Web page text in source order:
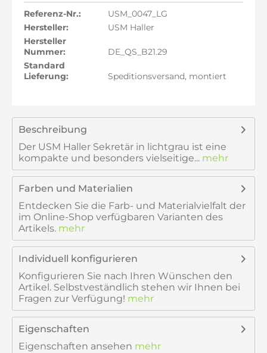
Referenz-Nr.:
USM_0047_LG
Hersteller:
USM Haller
Hersteller
Nummer:
DE_QS_B21.29
Standard
Lieferung:
Speditionsversand, montiert
Beschreibung
Der USM Haller Sekretär in lichtgrau ist eine
kompakte und besonders vielseitige... mehr
Farben und Materialien
Entdecken Sie die Farb- und Materialvielfalt der
im Online-Shop verfügbaren Varianten des
Artikels. mehr
Individuell konfigurieren
Konfigurieren Sie nach Ihren Wünschen den
Artikel. Selbstveständlich stehen wir Ihnen bei
Fragen zur Verfügung! mehr
Eigenschaften
Eigenschaften ansehen mehr